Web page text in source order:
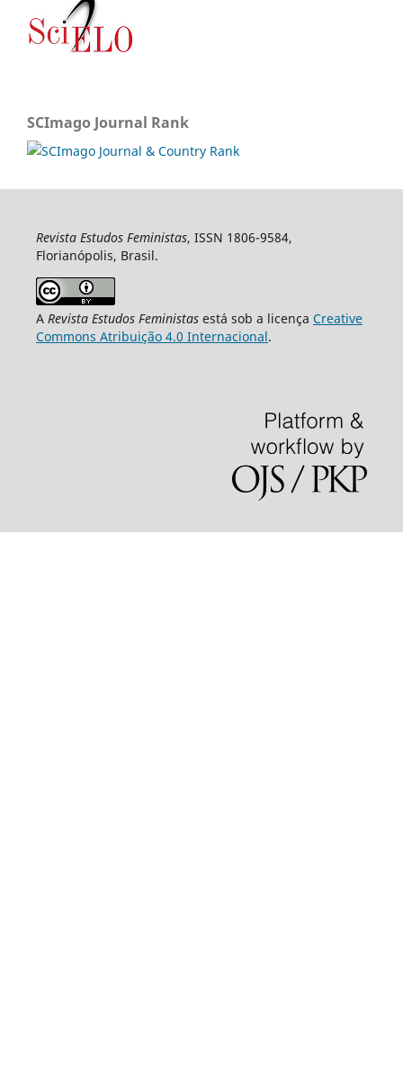
SCImago Journal Rank
Revista Estudos Feministas, ISSN 1806-9584,
Florianópolis, Brasil.
A Revista Estudos Feministasestá sob a licença Creative
Commons Atribuição 4.0 Internacional.